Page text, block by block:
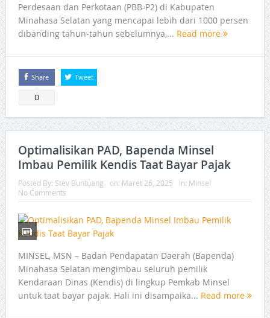
Perdesaan dan Perkotaan (PBB-P2) di Kabupaten
Minahasa Selatan yang mencapai lebih dari 1000 persen
dibanding tahun-tahun sebelumnya,... Read more
Share
0
Tweet
Optimalisikan PAD, Bapenda Minsel
Imbau Pemilik Kendis Taat Bayar Pajak
Posted By: Stev Buntuang on: Maret 26, 2025 In: Minsel
No Comments
MINSEL, MSN – Badan Pendapatan Daerah (Bapenda)
Minahasa Selatan mengimbau seluruh pemilik
Kendaraan Dinas (Kendis) di lingkup Pemkab Minsel
untuk taat bayar pajak. Hali ini disampaika... Read more